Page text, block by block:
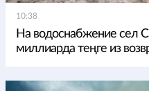
10:38
На водоснабжение сел
миллиарда теңге из